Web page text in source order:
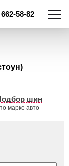
662-58-82
шин
по марке авто